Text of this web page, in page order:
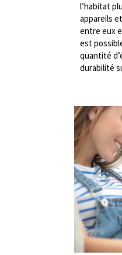
l’habitat
appareils
entre eux
est
quantité
durabilité